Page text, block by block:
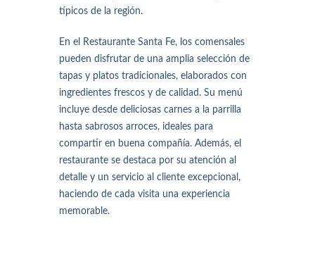
típicos de la región.
En el Restaurante Santa Fe, los comensales
pueden disfrutar de una amplia selección de
tapas y platos tradicionales, elaborados con
ingredientes frescos y de calidad. Su menú
incluye desde deliciosas carnes a la parrilla
hasta sabrosos arroces, ideales para
compartir en buena compañía. Además, el
restaurante se destaca por su atención al
detalle y un servicio al cliente excepcional,
haciendo de cada visita una experiencia
memorable.